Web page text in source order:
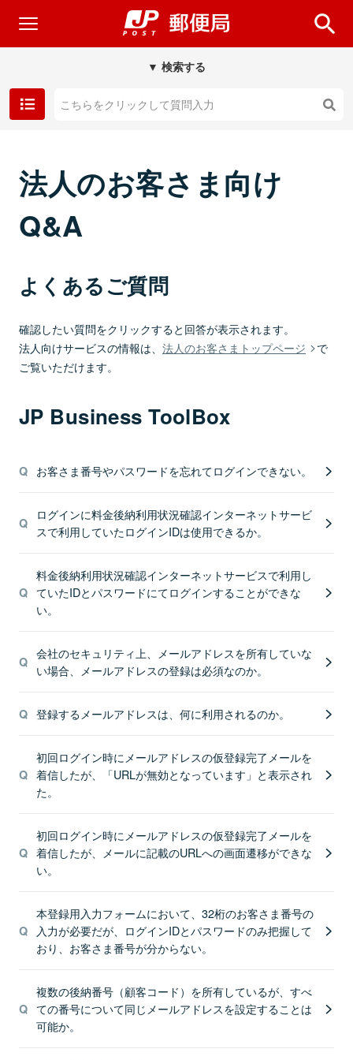
▼ 検索する
法人のお客さま向け
Q&A
よくあるご質問
確認したい質問をクリックすると回答が表示されます。
法人向けサービスの情報は、 法人のお客さまトップページ
で
ご覧いただけます。
JP Business ToolBox
お客さま番号やパスワードを忘れてログインできない。
ログインに料金後納利用状況確認インターネットサービ
スで利用していたログインIDは使用できるか。
料金後納利用状況確認インターネットサービスで利用し
ていたIDとパスワードにてログインすることができな
い。
会社のセキュリティ上、メールアドレスを所有していな
い場合、メールアドレスの登録は必須なのか。
登録するメールアドレスは、何に利用されるのか。
初回ログイン時にメールアドレスの仮登録完了メールを
着信したが、「URLが無効となっています」と表示され
た。
初回ログイン時にメールアドレスの仮登録完了メールを
着信したが、メールに記載のURLへの画面遷移ができな
い。
本登録用入力フォームにおいて、32桁のお客さま番号の
入力が必要だが、ログインIDとパスワードのみ把握して
おり、お客さま番号が分からない。
複数の後納番号（顧客コード）を所有しているが、すべ
ての番号について同じメールアドレスを設定することは
可能か。